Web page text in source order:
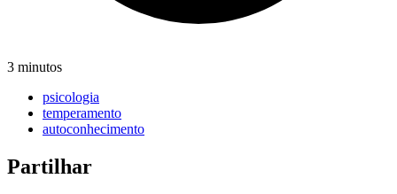
3 minutos
psicologia
temperamento
autoconhecimento
Partilhar